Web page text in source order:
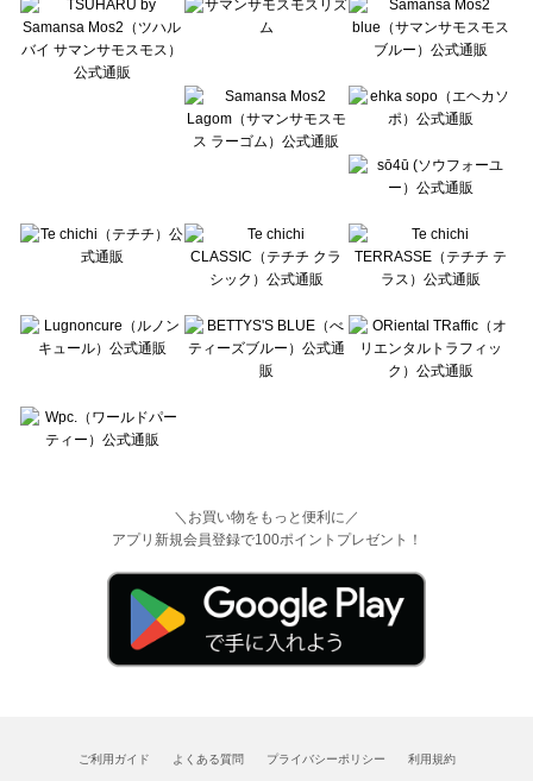
Lugnoncure（ルノンキュール）のサロペット一覧
BETTY'S BLUE（べティーズブルー）のサロペット一覧
Wpc.（ワールドパーティー）のサロペット一覧
＼お買い物をもっと便利に／
アプリ新規会員登録で100ポイントプレゼント！
ご利用ガイド よくある質問 プライバシーポリシー 利用規約